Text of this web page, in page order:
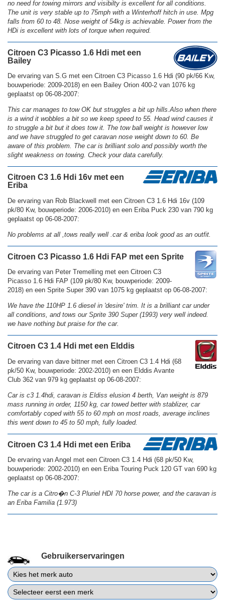
no need for towing mirrors and visibilty is excellent for all conditions.
The unit is very stable up to 75mph with a Winterhoff hitch in use. Mpg
falls from 60 to 48. Nose weight of 54kg is achievable. Power from the
HDi is excellent with lots of torque when required.
Citroen C3 Picasso 1.6 Hdi met een
Bailey
De ervaring van S.G met een Citroen C3 Picasso 1.6 Hdi (90 pk/66 Kw,
bouwperiode: 2009-2018) en een Bailey Orion 400-2 van 1076 kg
geplaatst op 06-08-2007:
This car manages to tow OK but struggles a bit up hills.Also when there
is a wind it wobbles a bit so we keep speed to 55. Head wind causes it
to struggle a bit but it does tow it. The tow ball weight is however low
and we have struggled to get caravan nose weight down to 60. Be
aware of this problem. The car is brilliant solo and possibly worth the
slight weakness on towing. Check your data carefully.
Citroen C3 1.6 Hdi 16v met een
Eriba
De ervaring van Rob Blackwell met een Citroen C3 1.6 Hdi 16v (109
pk/80 Kw, bouwperiode: 2006-2010) en een Eriba Puck 230 van 790 kg
geplaatst op 06-08-2007:
No problems at all ,tows really well .car & eriba look good as an outfit.
Citroen C3 Picasso 1.6 Hdi FAP met een Sprite
De ervaring van Peter Tremelling met een Citroen C3
Picasso 1.6 Hdi FAP (109 pk/80 Kw, bouwperiode: 2009-
2018) en een Sprite Super 390 van 1075 kg geplaatst op 06-08-2007:
We have the 110HP 1.6 diesel in 'desire' trim. It is a brilliant car under
all conditions, and tows our Sprite 390 Super (1993) very well indeed.
we have nothing but praise for the car.
Citroen C3 1.4 Hdi met een Elddis
De ervaring van dave bittner met een Citroen C3 1.4 Hdi (68
pk/50 Kw, bouwperiode: 2002-2010) en een Elddis Avante
Club 362 van 979 kg geplaatst op 06-08-2007:
Car is c3 1.4hdi, caravan is Eldiss elusion 4 berth, Van weight is 879
mass running in order, 1150 kg, car towed better with stablizer, car
comfortably coped with 55 to 60 mph on most roads, average inclines
this went down to 45 to 50 mph, fully loaded.
Citroen C3 1.4 Hdi met een Eriba
De ervaring van Angel met een Citroen C3 1.4 Hdi (68 pk/50 Kw,
bouwperiode: 2002-2010) en een Eriba Touring Puck 120 GT van 690 kg
geplaatst op 06-08-2007:
The car is a Citro�n C-3 Pluriel HDI 70 horse power, and the caravan is
an Eriba Familia (1.973)
Gebruikerservaringen